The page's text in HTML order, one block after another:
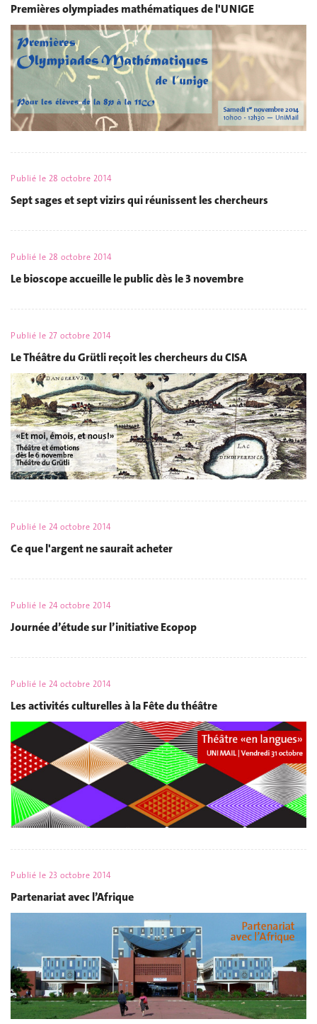
Premières olympiades mathématiques de l'UNIGE
Publié le 28 octobre 2014
Sept sages et sept vizirs qui réunissent les chercheurs
Publié le 28 octobre 2014
Le bioscope accueille le public dès le 3 novembre
Publié le 27 octobre 2014
Le Théâtre du Grütli reçoit les chercheurs du CISA
Publié le 24 octobre 2014
Ce que l'argent ne saurait acheter
Publié le 24 octobre 2014
Journée d’étude sur l’initiative Ecopop
Publié le 24 octobre 2014
Les activités culturelles à la Fête du théâtre
Publié le 23 octobre 2014
Partenariat avec l’Afrique